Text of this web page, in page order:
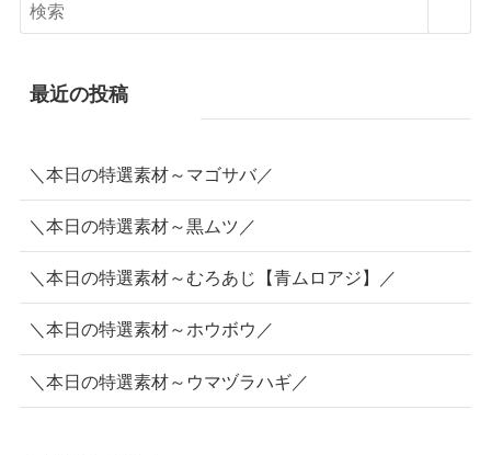
最近の投稿
＼本日の特選素材～マゴサバ／
＼本日の特選素材～黒ムツ／
＼本日の特選素材～むろあじ【青ムロアジ】／
＼本日の特選素材～ホウボウ／
＼本日の特選素材～ウマヅラハギ／